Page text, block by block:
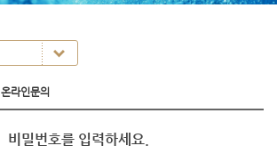
온라인문의
비밀번호를 입력하세요.